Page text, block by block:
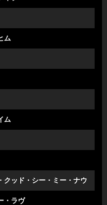
ム
ム
クッド・シー・ミー・ナウ
・ラヴ